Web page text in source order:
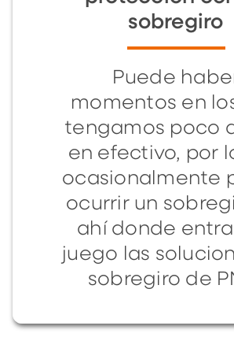
sobregiro
Puede
momentos en
tengamos poco
en efectivo, por
ocasionalmente
ocurrir un
ahí donde
juego las
sobregiro de